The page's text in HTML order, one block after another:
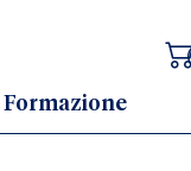
Formazione